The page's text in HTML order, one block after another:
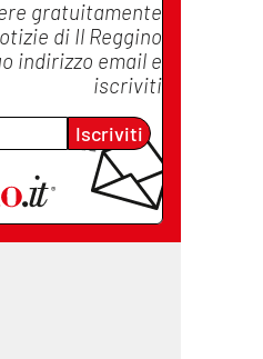
gratuitamente
di Il Reggino
indirizzo email e
iscriviti
Iscriviti